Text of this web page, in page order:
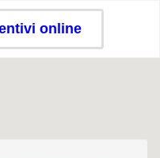
online